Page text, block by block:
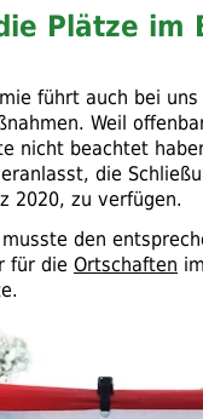
Plätze im
führt auch bei uns
Weil
nicht beachtet
die
2020, zu verfügen.
den
für die Ortschaften im